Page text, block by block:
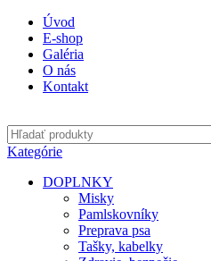
Úvod
E-shop
Galéria
O nás
Kontakt
Kategórie
DOPLNKY
Misky
Pamlskovníky
Preprava psa
Tašky, kabelky